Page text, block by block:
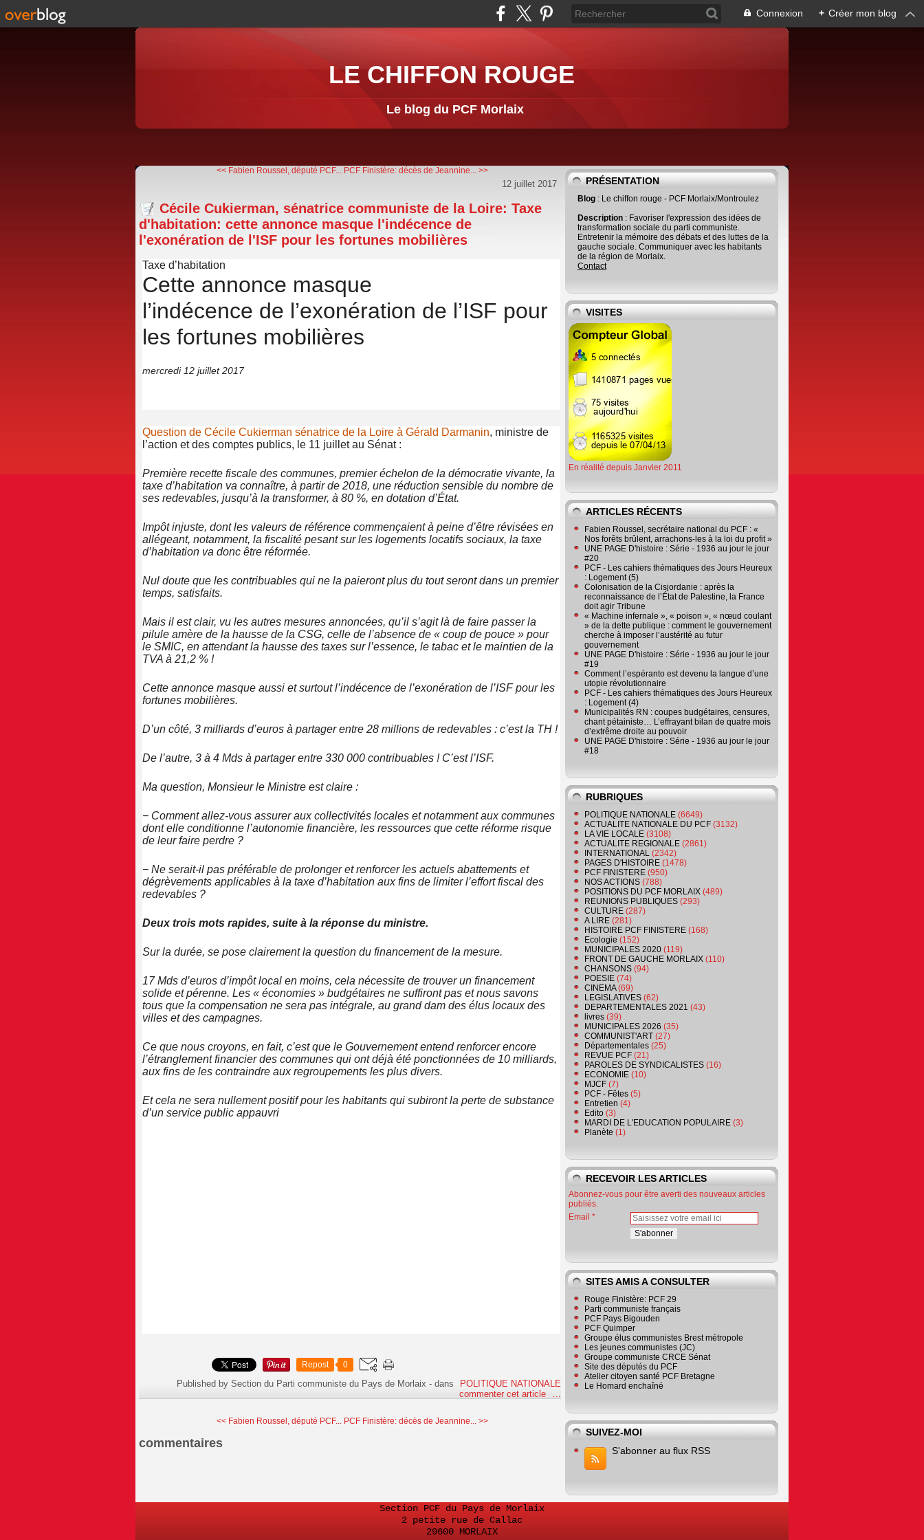
Connexion + Créer mon blog
LE CHIFFON ROUGE
Le blog du PCF Morlaix
<< Fabien Roussel, député PCF... PCF Finistère: décès de Jeannine... >>
12 juillet 2017
Cécile Cukierman, sénatrice communiste de la Loire: Taxe
d'habitation: cette annonce masque l'indécence de
l'exonération de l'ISF pour les fortunes mobilières
Taxe d’habitation
Cette annonce masque
l’indécence de l’exonération de l’ISF pour
les fortunes mobilières
mercredi 12 juillet 2017
Question de Cécile Cukierman sénatrice de la Loire à Gérald Darmanin, ministre de
l’action et des comptes publics, le 11 juillet au Sénat :
Première recette fiscale des communes, premier échelon de la démocratie vivante, la
taxe d’habitation va connaître, à partir de 2018, une réduction sensible du nombre de
ses redevables, jusqu’à la transformer, à 80 %, en dotation d’État.
Impôt injuste, dont les valeurs de référence commençaient à peine d’être révisées en
allégeant, notamment, la fiscalité pesant sur les logements locatifs sociaux, la taxe
d’habitation va donc être réformée.
Nul doute que les contribuables qui ne la paieront plus du tout seront dans un premier
temps, satisfaits.
Mais il est clair, vu les autres mesures annoncées, qu’il s’agit là de faire passer la
pilule amère de la hausse de la CSG, celle de l’absence de « coup de pouce » pour
le SMIC, en attendant la hausse des taxes sur l’essence, le tabac et le maintien de la
TVA à 21,2 % !
Cette annonce masque aussi et surtout l’indécence de l’exonération de l’ISF pour les
fortunes mobilières.
D’un côté, 3 milliards d’euros à partager entre 28 millions de redevables : c’est la TH !
De l’autre, 3 à 4 Mds à partager entre 330 000 contribuables ! C’est l’ISF.
Ma question, Monsieur le Ministre est claire :
− Comment allez-vous assurer aux collectivités locales et notamment aux communes
dont elle conditionne l’autonomie financière, les ressources que cette réforme risque
de leur faire perdre ?
− Ne serait-il pas préférable de prolonger et renforcer les actuels abattements et
dégrèvements applicables à la taxe d’habitation aux fins de limiter l’effort fiscal des
redevables ?
Deux trois mots rapides, suite à la réponse du ministre.
Sur la durée, se pose clairement la question du financement de la mesure.
17 Mds d’euros d’impôt local en moins, cela nécessite de trouver un financement
solide et pérenne. Les « économies » budgétaires ne suffiront pas et nous savons
tous que la compensation ne sera pas intégrale, au grand dam des élus locaux des
villes et des campagnes.
Ce que nous croyons, en fait, c’est que le Gouvernement entend renforcer encore
l’étranglement financier des communes qui ont déjà été ponctionnées de 10 milliards,
aux fins de les contraindre aux regroupements les plus divers.
Et cela ne sera nullement positif pour les habitants qui subiront la perte de substance
d’un service public appauvri
Repost 0
Published by Section du Parti communiste du Pays de Morlaix -dans
POLITIQUE NATIONALE
commenter cet article
<< Fabien Roussel, député PCF... PCF Finistère: décès de Jeannine... >>
commentaires
PRÉSENTATION
Blog : Le chiffon rouge - PCF Morlaix/Montroulez
Description : Favoriser l'expression des idées de
transformation sociale du parti communiste.
Entretenir la mémoire des débats et des luttes de la
gauche sociale. Communiquer avec les habitants
de la région de Morlaix.
Contact
VISITES
En réalité depuis Janvier 2011
ARTICLES RÉCENTS
Fabien Roussel, secrétaire national du PCF : «
Nos forêts brûlent, arrachons-les à la loi du profit »
UNE PAGE D'histoire : Série - 1936 au jour le jour
#20
PCF - Les cahiers thématiques des Jours Heureux
: Logement (5)
Colonisation de la Cisjordanie : après la
reconnaissance de l’État de Palestine, la France
doit agir Tribune
« Machine infernale », « poison », « nœud coulant
» de la dette publique : comment le gouvernement
cherche à imposer l’austérité au futur
gouvernement
UNE PAGE D'histoire : Série - 1936 au jour le jour
#19
Comment l’espéranto est devenu la langue d’une
utopie révolutionnaire
PCF - Les cahiers thématiques des Jours Heureux
: Logement (4)
Municipalités RN : coupes budgétaires, censures,
chant pétainiste… L’effrayant bilan de quatre mois
d’extrême droite au pouvoir
UNE PAGE D'histoire : Série - 1936 au jour le jour
#18
RUBRIQUES
POLITIQUE NATIONALE (6649)
ACTUALITE NATIONALE DU PCF (3132)
LA VIE LOCALE (3108)
ACTUALITE REGIONALE (2861)
INTERNATIONAL (2342)
PAGES D'HISTOIRE (1478)
PCF FINISTERE (950)
NOS ACTIONS (788)
POSITIONS DU PCF MORLAIX (489)
REUNIONS PUBLIQUES (293)
CULTURE (287)
A LIRE (281)
HISTOIRE PCF FINISTERE (168)
Ecologie (152)
MUNICIPALES 2020 (119)
FRONT DE GAUCHE MORLAIX (110)
CHANSONS (94)
POESIE (74)
CINEMA(69)
LEGISLATIVES (62)
DEPARTEMENTALES 2021 (43)
livres (39)
MUNICIPALES 2026 (35)
COMMUNIST'ART (27)
Départementales (25)
REVUE PCF (21)
PAROLES DE SYNDICALISTES (16)
ECONOMIE (10)
MJCF (7)
PCF - Fêtes (5)
Entretien (4)
Edito (3)
MARDI DE L'EDUCATION POPULAIRE (3)
Planète (1)
RECEVOIR LES ARTICLES
Abonnez-vous pour être averti des nouveaux articles
publiés.
Email
SITES AMIS A CONSULTER
Rouge Finistère: PCF 29
Parti communiste français
PCF Pays Bigouden
PCF Quimper
Groupe élus communistes Brest métropole
Les jeunes communistes (JC)
Groupe communiste CRCE Sénat
Site des députés du PCF
Atelier citoyen santé PCF Bretagne
Le Homard enchaîné
SUIVEZ-MOI
S'abonner au flux RSS
Section PCF du Pays de Morlaix
2 petite rue de Callac
29600 MORLAIX